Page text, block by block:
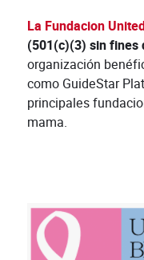
La Fundacion
(501(c)(3) sin fines
organización
como GuideStar
principales
mama.